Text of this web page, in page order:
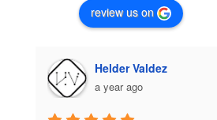
review us on
Helder Valdez
a year ago